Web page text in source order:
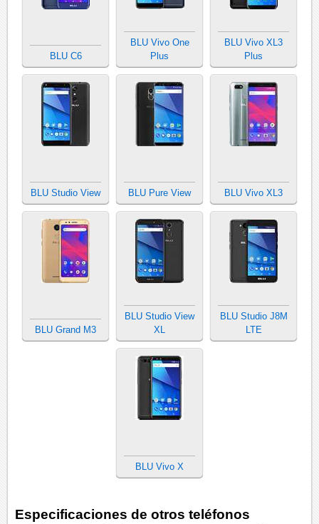
BLU C6
BLU Vivo One
Plus
BLU Vivo XL3
Plus
BLU Studio View BLU Pure View BLU Vivo XL3
BLU Grand M3
BLU Studio View
XL
BLU Studio J8M
LTE
BLU Vivo X
Especificaciones de otros teléfonos